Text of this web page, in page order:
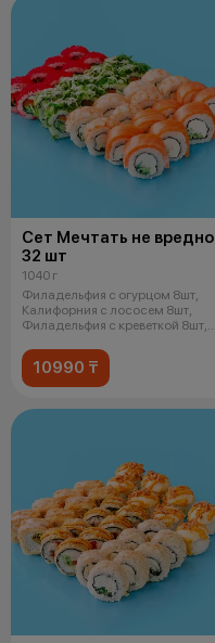
Сет Мечтать не вредно
32 шт
1040 г
Филадельфия с огурцом 8шт,
Калифорния с лососем 8шт,
Филадельфия с креветкой 8шт,
10990 ₸